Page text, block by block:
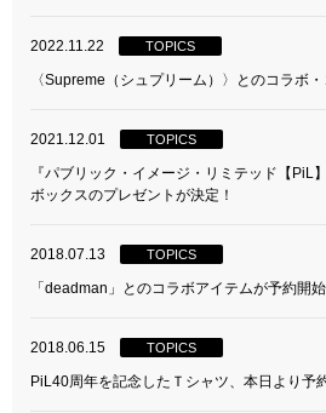
2022.11.22 TOPICS
〈Supreme（シュプリーム）〉とのコラボ
2021.12.01 TOPICS
『パブリック・イメージ・リミテッド【PiL
ボックスのプレゼントが決定！
2018.07.13 TOPICS
「deadman」とのコラボアイテムが予約開始
2018.06.15 TOPICS
PiL40周年を記念したＴシャツ、本日より予